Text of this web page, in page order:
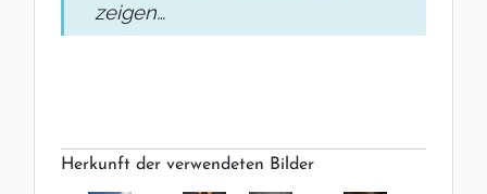
zeigen…
Herkunft der verwendeten Bilder